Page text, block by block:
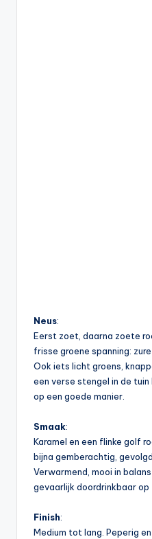
Neus:
Eerst zoet, daarna zoete
frisse groene spanning:
Ook iets licht groens,
een verse stengel in de
op een goede manier.
Smaak:
Karamel en een flinke golf
bijna gemberachtig,
Verwarmend, mooi in
gevaarlijk doordrinkbaar op
Finish:
Medium tot lang. Peperig